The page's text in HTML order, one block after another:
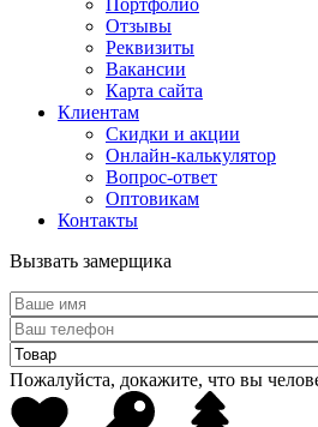
Портфолио
Отзывы
Реквизиты
Вакансии
Карта сайта
Клиентам
Скидки и акции
Онлайн-калькулятор
Вопрос-ответ
Оптовикам
Контакты
Вызвать замерщика
Пожалуйста, докажите, что вы